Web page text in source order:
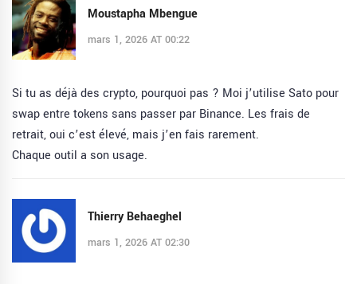
Moustapha Mbengue
mars 1, 2026 AT 00:22
Si tu as déjà des crypto, pourquoi pas ? Moi j’utilise Sato pour
swap entre tokens sans passer par Binance. Les frais de
retrait, oui c’est élevé, mais j’en fais rarement.
Chaque outil a son usage.
Thierry Behaeghel
mars 1, 2026 AT 02:30